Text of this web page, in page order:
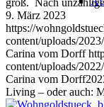
9. März 2023
https://
content/uploads/
Carina vom Dorff
content/uploads/
Carina vom Dorff
Living – oder auch: